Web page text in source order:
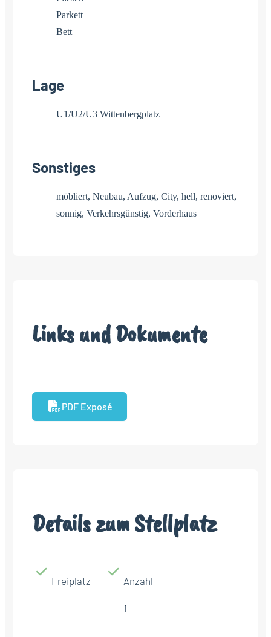
Parkett
Bett
Lage
U1/U2/U3 Wittenbergplatz
Sonstiges
möbliert, Neubau, Aufzug, City, hell, renoviert,
sonnig, Verkehrsgünstig, Vorderhaus
Links und Dokumente
PDF Exposé
Details zum Stellplatz
Freiplatz Anzahl
1